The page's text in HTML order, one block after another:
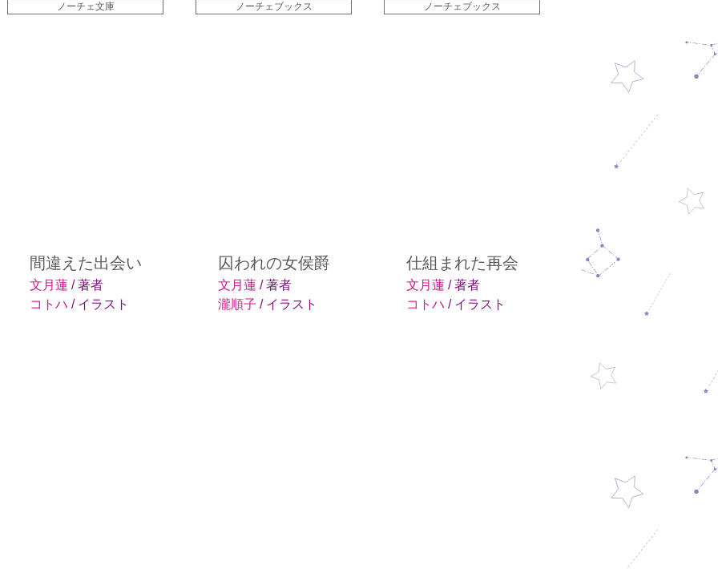
ノーチェ文庫
間違えた出会い
文月蓮 / 著者
コトハ / イラスト
ノーチェブックス
囚われの女侯爵
文月蓮 / 著者
瀧順子 / イラスト
ノーチェブックス
仕組まれた再会
文月蓮 / 著者
コトハ / イラスト